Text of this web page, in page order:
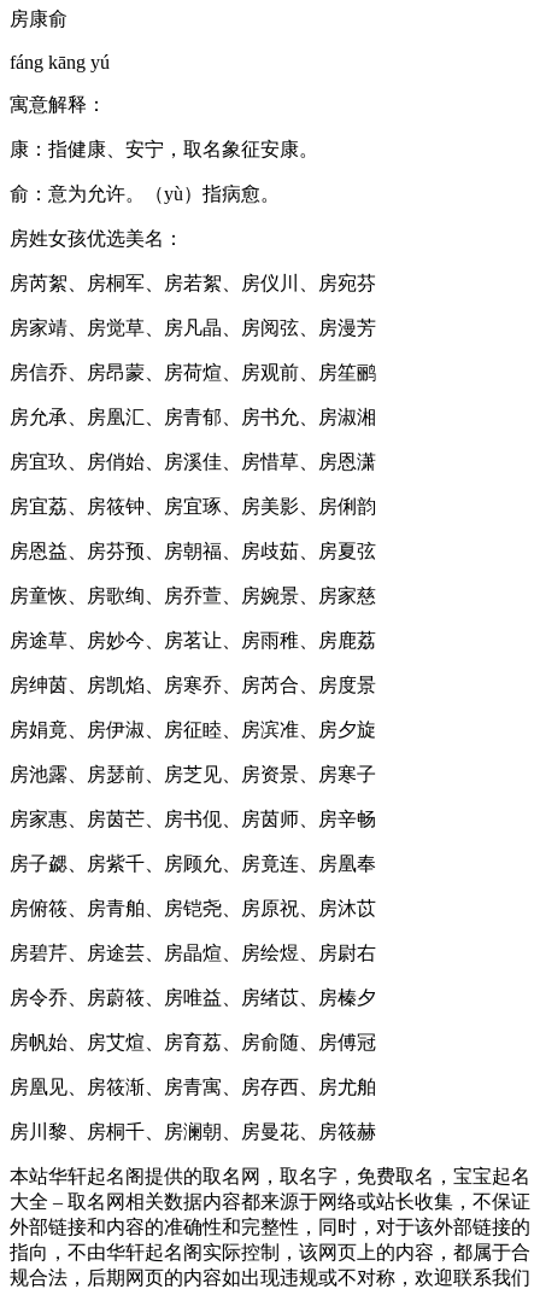
房康俞
fáng kāng yú
寓意解释：
康：指健康、安宁，取名象征安康。
俞：意为允许。（yù）指病愈。
房姓女孩优选美名：
房芮絮、房桐军、房若絮、房仪川、房宛芬
房家靖、房觉草、房凡晶、房阅弦、房漫芳
房信乔、房昂蒙、房荷煊、房观前、房笙鹂
房允承、房凰汇、房青郁、房书允、房淑湘
房宜玖、房俏始、房溪佳、房惜草、房恩潇
房宜荔、房筱钟、房宜琢、房美影、房俐韵
房恩益、房芬预、房朝福、房歧茹、房夏弦
房童恢、房歌绚、房乔萱、房婉景、房家慈
房途草、房妙今、房茗让、房雨稚、房鹿荔
房绅茵、房凯焰、房寒乔、房芮合、房度景
房娟竟、房伊淑、房征睦、房滨准、房夕旋
房池露、房瑟前、房芝见、房资景、房寒子
房家惠、房茵芒、房书伣、房茵师、房辛畅
房子勰、房紫千、房顾允、房竟连、房凰奉
房俯筱、房青舶、房铠尧、房原祝、房沐苡
房碧芹、房途芸、房晶煊、房绘煜、房尉右
房令乔、房蔚筱、房唯益、房绪苡、房榛夕
房帆始、房艾煊、房育荔、房俞随、房傅冠
房凰见、房筱渐、房青寓、房存西、房尤舶
房川黎、房桐千、房澜朝、房曼花、房筱赫
本站华轩起名阁提供的取名网，取名字，免费取名，宝宝起名
大全 – 取名网相关数据内容都来源于网络或站长收集，不保证
外部链接和内容的准确性和完整性，同时，对于该外部链接的
指向，不由华轩起名阁实际控制，该网页上的内容，都属于合
规合法，后期网页的内容如出现违规或不对称，欢迎联系我们